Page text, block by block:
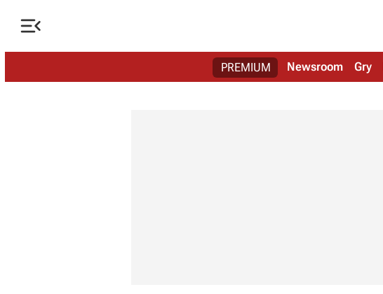

PREMIUM Newsroom Gry